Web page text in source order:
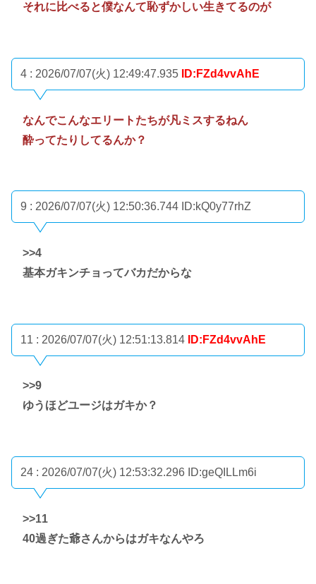
それに比べると僕なんて恥ずかしい生きてるのが
4 : 2026/07/07(火) 12:49:47.935 ID:FZd4vvAhE
なんでこんなエリートたちが凡ミスするねん
酔ってたりしてるんか？
9 : 2026/07/07(火) 12:50:36.744 ID:kQ0y77rhZ
>>4
基本ガキンチョってバカだからな
11 : 2026/07/07(火) 12:51:13.814 ID:FZd4vvAhE
>>9
ゆうほどユージはガキか？
24 : 2026/07/07(火) 12:53:32.296 ID:geQILLm6i
>>11
40過ぎた爺さんからはガキなんやろ